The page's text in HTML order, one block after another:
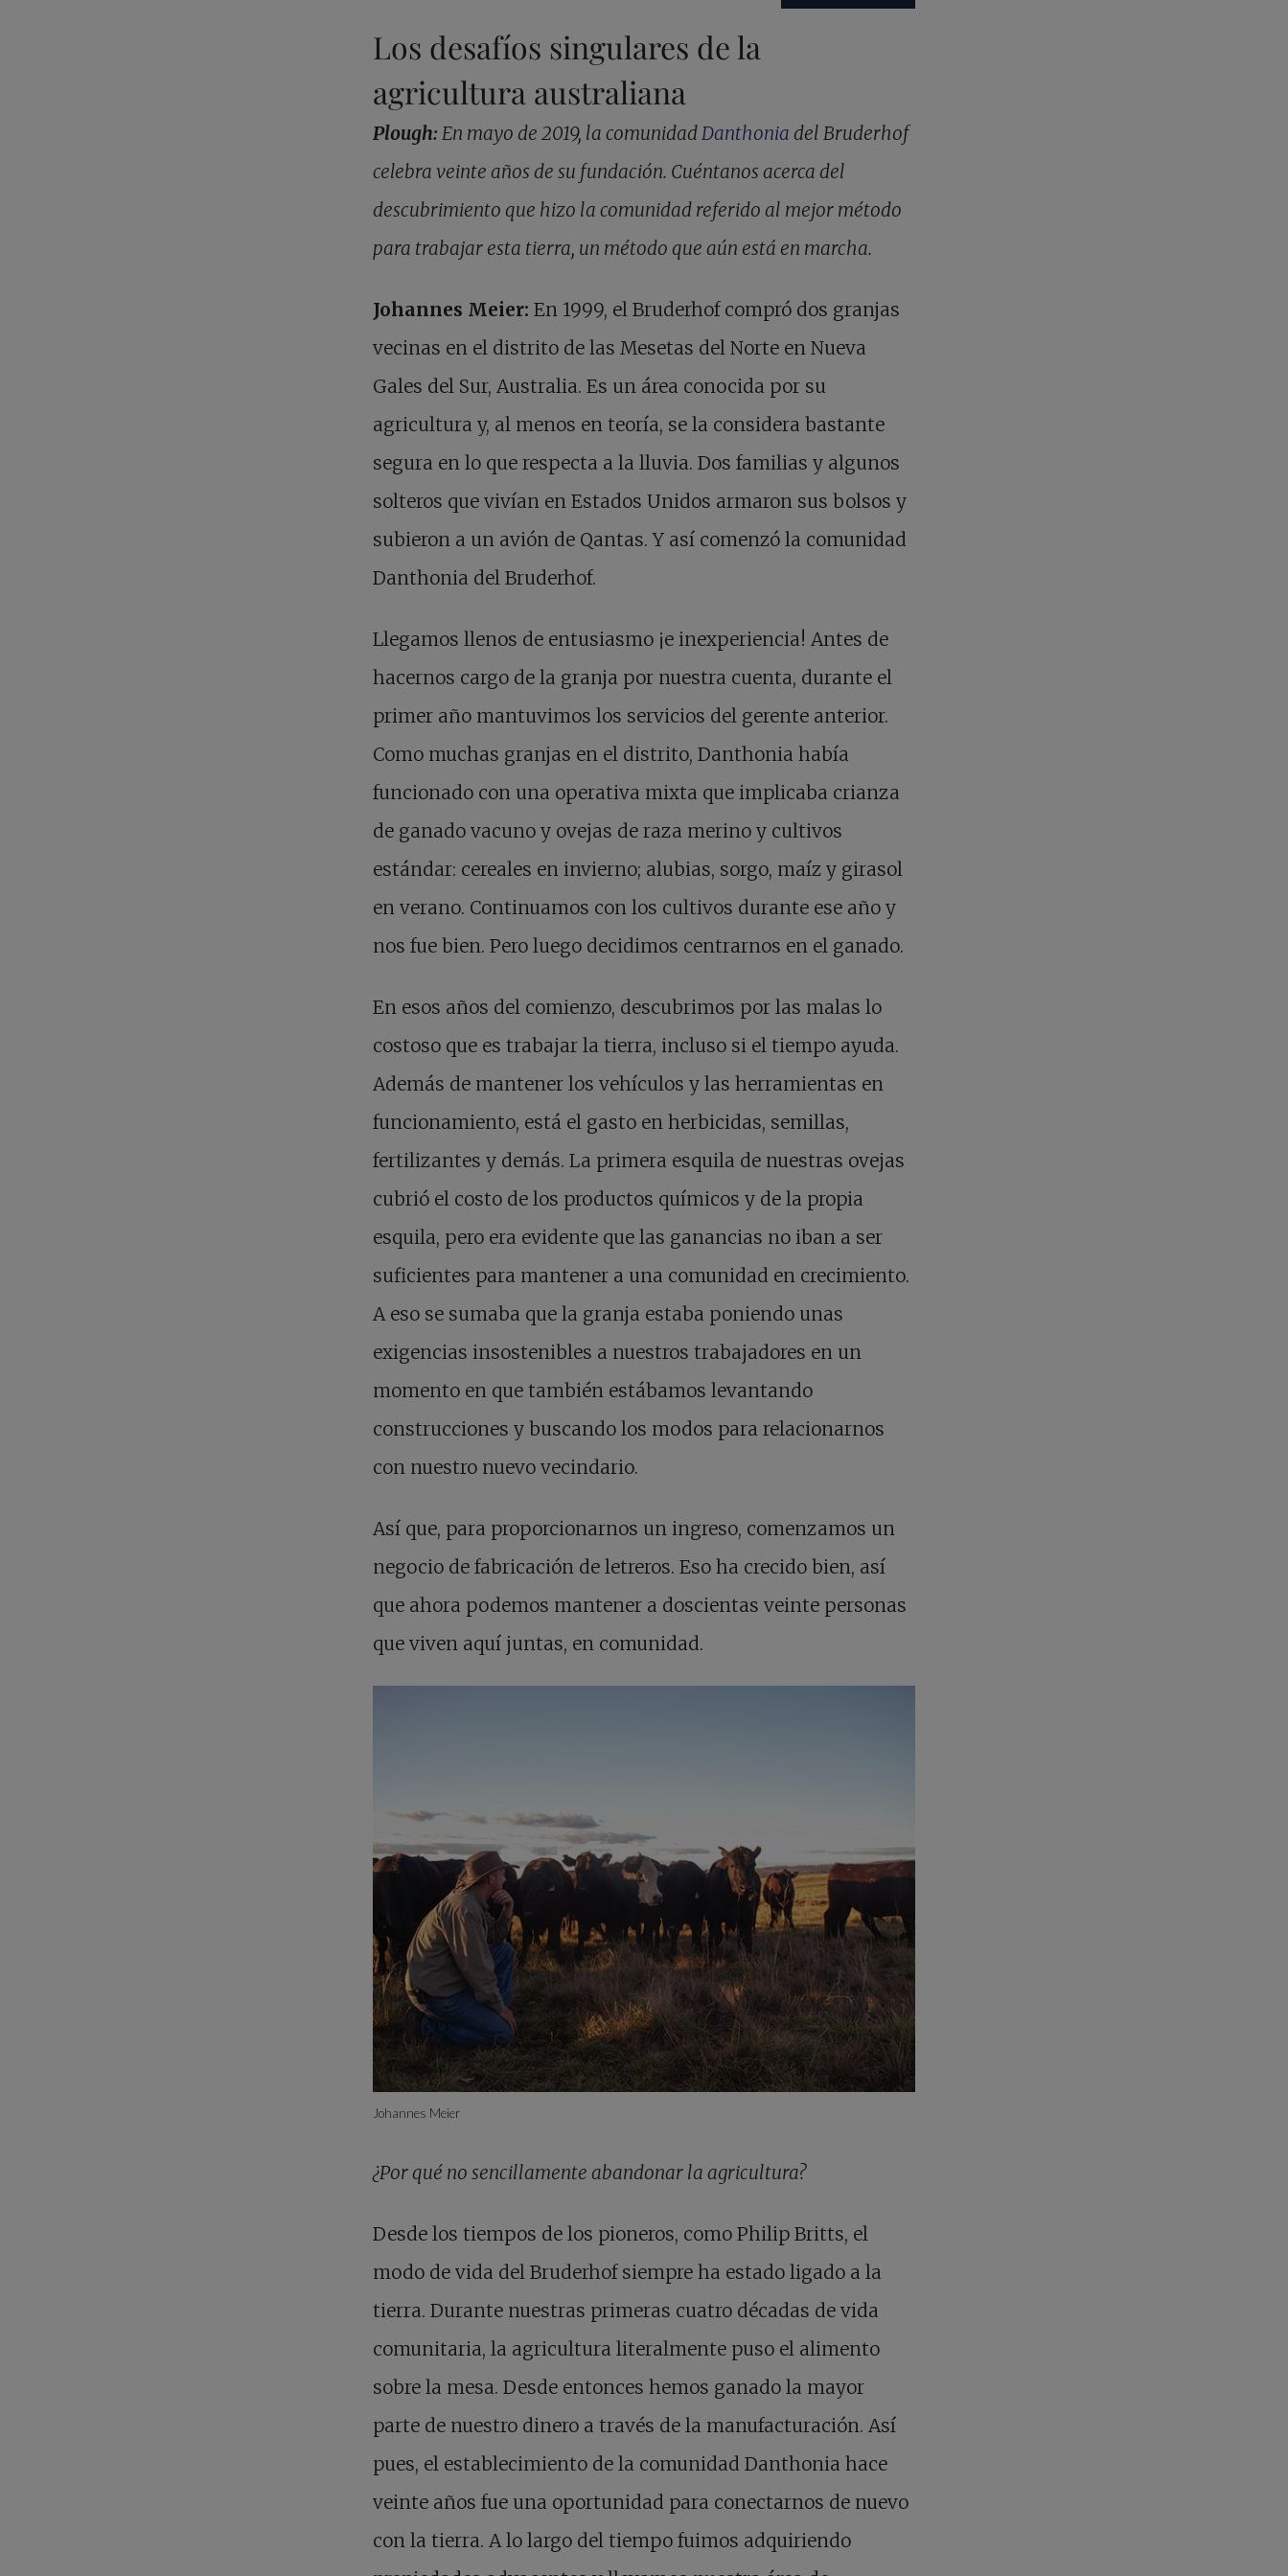
Los desafíos singulares de la
agricultura australiana
Plough: En mayo de 2019, la comunidad Danthonia del Bruderhof
celebra veinte años de su fundación. Cuéntanos acerca del
descubrimiento que hizo la comunidad referido al mejor método
para trabajar esta tierra, un método que aún está en marcha.
Johannes Meier: En 1999, el Bruderhof compró dos granjas
vecinas en el distrito de las Mesetas del Norte en Nueva
Gales del Sur, Australia. Es un área conocida por su
agricultura y, al menos en teoría, se la considera bastante
segura en lo que respecta a la lluvia. Dos familias y algunos
solteros que vivían en Estados Unidos armaron sus bolsos y
subieron a un avión de Qantas. Y así comenzó la comunidad
Danthonia del Bruderhof.
Llegamos llenos de entusiasmo ¡e inexperiencia! Antes de
hacernos cargo de la granja por nuestra cuenta, durante el
primer año mantuvimos los servicios del gerente anterior.
Como muchas granjas en el distrito, Danthonia había
funcionado con una operativa mixta que implicaba crianza
de ganado vacuno y ovejas de raza merino y cultivos
estándar: cereales en invierno; alubias, sorgo, maíz y girasol
en verano. Continuamos con los cultivos durante ese año y
nos fue bien. Pero luego decidimos centrarnos en el ganado.
En esos años del comienzo, descubrimos por las malas lo
costoso que es trabajar la tierra, incluso si el tiempo ayuda.
Además de mantener los vehículos y las herramientas en
funcionamiento, está el gasto en herbicidas, semillas,
fertilizantes y demás. La primera esquila de nuestras ovejas
cubrió el costo de los productos químicos y de la propia
esquila, pero era evidente que las ganancias no iban a ser
suficientes para mantener a una comunidad en crecimiento.
A eso se sumaba que la granja estaba poniendo unas
exigencias insostenibles a nuestros trabajadores en un
momento en que también estábamos levantando
construcciones y buscando los modos para relacionarnos
con nuestro nuevo vecindario.
Así que, para proporcionarnos un ingreso, comenzamos un
negocio de fabricación de letreros. Eso ha crecido bien, así
que ahora podemos mantener a doscientas veinte personas
que viven aquí juntas, en comunidad.
Johannes Meier
¿Por qué no sencillamente abandonar la agricultura?
Desde los tiempos de los pioneros, como Philip Britts, el
modo de vida del Bruderhof siempre ha estado ligado a la
tierra. Durante nuestras primeras cuatro décadas de vida
comunitaria, la agricultura literalmente puso el alimento
sobre la mesa. Desde entonces hemos ganado la mayor
parte de nuestro dinero a través de la manufacturación. Así
pues, el establecimiento de la comunidad Danthonia hace
veinte años fue una oportunidad para conectarnos de nuevo
con la tierra. A lo largo del tiempo fuimos adquiriendo